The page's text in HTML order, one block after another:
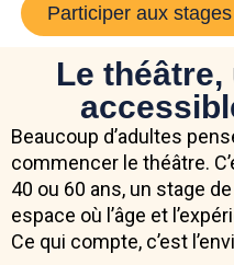
Participer aux
Le
Beaucoup d’adultes
commencer le théâtre.
40 ou 60 ans, un stage
espace où l’âge et
Ce qui compte, c’est